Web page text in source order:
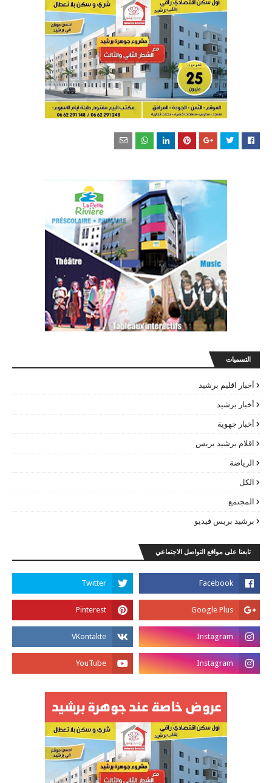
التسميات
أخبار اقليم برشيد
أخبار برشيد
أخبار جهوية
اقلام برشيد بريس
الرياضة
الكل
المجتمع
برشيد بريس فيديو
تابعنا على مواقع التواصل الاجتماعي